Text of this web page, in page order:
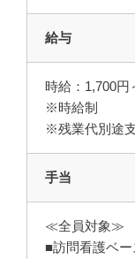
給与
時給：1,700円
※時給制
※残業代別途
手当
≪全員対象≫
■訪問看護ベ